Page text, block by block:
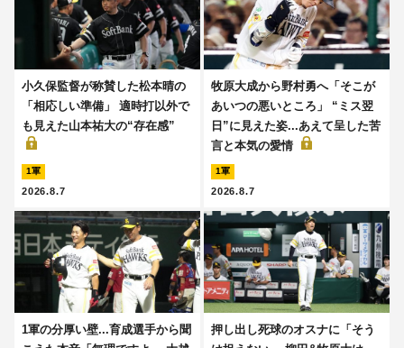
小久保監督が称賛した松本晴の
「相応しい準備」 適時打以外で
も見えた山本祐大の“存在感”
1軍
2026.8.7
牧原大成から野村勇へ「そこが
あいつの悪いところ」 “ミス翌
日”に見えた姿...あえて呈した苦
言と本気の愛情
1軍
2026.8.7
1軍の分厚い壁...育成選手から聞
押し出し死球のオスナに「そう